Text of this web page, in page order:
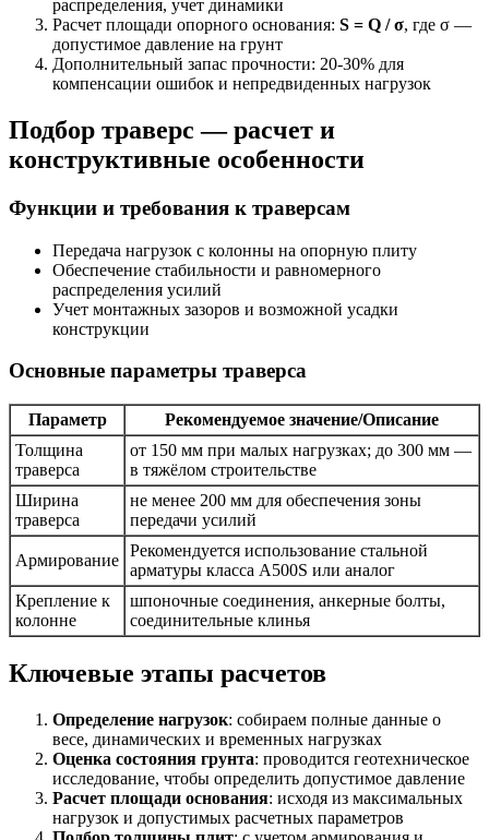
распределения, учет динамики
Расчет площади опорного основания: S = Q / σ, где σ —
допустимое давление на грунт
Дополнительный запас прочности: 20-30% для
компенсации ошибок и непредвиденных нагрузок
Подбор траверс — расчет и
конструктивные особенности
Функции и требования к траверсам
Передача нагрузок с колонны на опорную плиту
Обеспечение стабильности и равномерного
распределения усилий
Учет монтажных зазоров и возможной усадки
конструкции
Основные параметры траверса
Параметр
Рекомендуемое значение/Описание
Толщина
траверса
от 150 мм при малых нагрузках; до 300 мм —
в тяжёлом строительстве
Ширина
траверса
не менее 200 мм для обеспечения зоны
передачи усилий
Армирование
Рекомендуется использование стальной
арматуры класса А500S или аналог
Крепление к
колонне
шпоночные соединения, анкерные болты,
соединительные клинья
Ключевые этапы расчетов
Определение нагрузок: собираем полные данные о
весе, динамических и временных нагрузках
Оценка состояния грунта: проводится геотехническое
исследование, чтобы определить допустимое давление
Расчет площади основания: исходя из максимальных
нагрузок и допустимых расчетных параметров